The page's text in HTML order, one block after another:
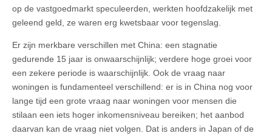
op de vastgoedmarkt speculeerden, werkten hoofdzakelijk met
geleend geld, ze waren erg kwetsbaar voor tegenslag.
Er zijn merkbare verschillen met China: een stagnatie
gedurende 15 jaar is onwaarschijnlijk; verdere hoge groei voor
een zekere periode is waarschijnlijk. Ook de vraag naar
woningen is fundamenteel verschillend: er is in China nog voor
lange tijd een grote vraag naar woningen voor mensen die
stilaan een iets hoger inkomensniveau bereiken; het aanbod
daarvan kan de vraag niet volgen. Dat is anders in Japan of de